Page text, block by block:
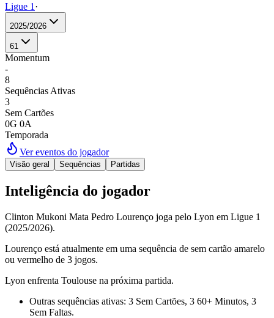
Ligue 1 ·
2025/2026
61
Momentum
-
8
Sequências Ativas
3
Sem Cartões
0G 0A
Temporada
Ver eventos do jogador
Visão geral Sequências Partidas
Inteligência do jogador
Clinton Mukoni Mata Pedro Lourenço joga pelo Lyon em Ligue 1
(2025/2026).
Lourenço está atualmente em uma sequência de sem cartão amarelo
ou vermelho de 3 jogos.
Lyon enfrenta Toulouse na próxima partida.
Outras sequências ativas: 3 Sem Cartões, 3 60+ Minutos, 3
Sem Faltas.